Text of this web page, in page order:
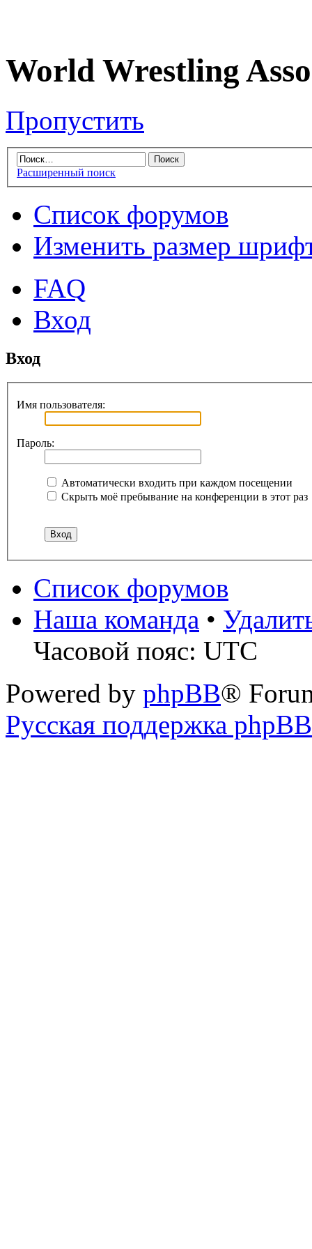
World Wrestling
Пропустить
Расширенный поиск
Список форумов
Изменить размер
FAQ
Вход
Вход
Имя пользователя:
Пароль:
Автоматически входить при каждом посещении
Скрыть моё пребывание на конференции в этот раз
Список форумов
Наша команда •
Часовой пояс: UTC
Powered by phpBB®
Русская поддержка phpBB